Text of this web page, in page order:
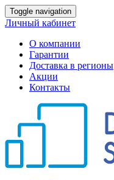
Toggle navigation
Личный кабинет
О компании
Гарантии
Доставка в регионы
Акции
Контакты